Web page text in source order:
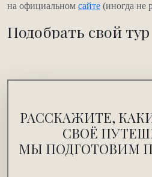
на официальном сайте (иногда не
Подобрать свой тур
РАССКАЖИТЕ,
СВОЁ
МЫ ПОДГОТОВИМ